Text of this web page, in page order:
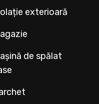
exterioară
de spălat